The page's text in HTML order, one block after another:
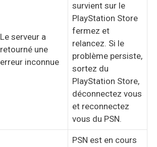
Le serveur a
retourné une
erreur inconnue
survient sur le
PlayStation Store
fermez et
relancez. Si le
problème persiste,
sortez du
PlayStation Store,
déconnectez vous
et reconnectez
vous du PSN.
PSN est en cours